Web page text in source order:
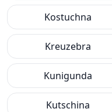
Kostuchna
Kreuzebra
Kunigunda
Kutschina